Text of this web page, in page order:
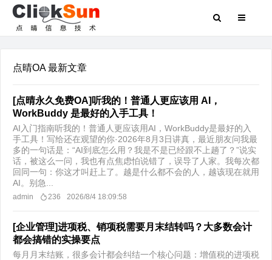
点晴OA 最新文章
[点晴永久免费OA]听我的！普通人更应该用 AI，
WorkBuddy 是最好的入手工具！
AI入门指南听我的！普通人更应该用AI，WorkBuddy是最好的入
手工具！写给还在观望的你·2026年8月3日讲真，最近朋友问我最
多的一句话是：“AI到底怎么用？我是不是已经跟不上趟了？”说实
话，被这么一问，我也有点焦虑怕说错了，误导了人家。我每次都
回同一句：你这才叫赶上了。越是什么都不会的人，越该现在就用
AI。别急...
admin 236 2026/8/4 18:09:58
[企业管理]进项税、销项税需要月末结转吗？大多数会计
都会搞错的实操要点
每月月末结账，很多会计都会纠结一个核心问题：增值税的进项税